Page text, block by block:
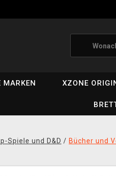
MARKEN XZONE
Spiele und D&D / Bücher und